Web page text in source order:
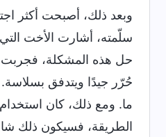
وبعد ذلك، أصبحت أكثر
سلّمته، أشارت الأخت
حل هذه المشكلة، فجربت
حُرّر جيدًا ويتدفق
ما. ومع ذلك، كان
الطريقة، فسيكون ذلك